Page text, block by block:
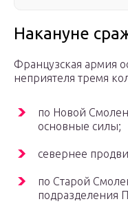
Накануне
Французская армия
неприятеля тремя
по Новой
основные силы;
севернее
по Старой
подразделения